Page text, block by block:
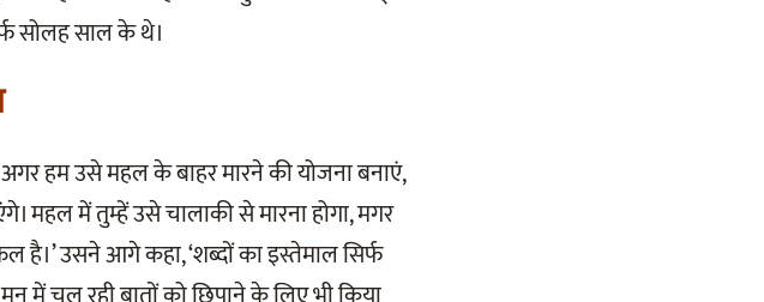
सोलह साल के थे।
हम उसे महल के बाहर मारने की योजना बनाएं,
महल में तुम्हें उसे चालाकी से मारना होगा, मगर
है।’ उसने आगे कहा, ‘शब्दों का इस्तेमाल सिर्फ